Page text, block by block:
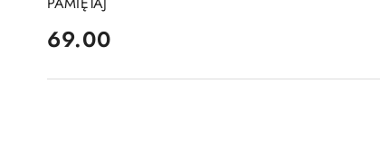
cena:
69.00